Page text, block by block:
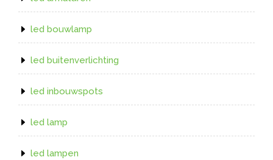
led bouwlamp
led buitenverlichting
led inbouwspots
led lamp
led lampen